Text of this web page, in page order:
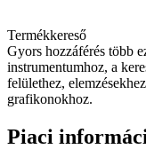
Termékkereső
Gyors hozzáférés több
instrumentumhoz, a
felülethez,
grafikonokhoz.
Piaci